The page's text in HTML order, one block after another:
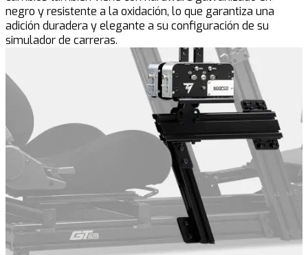
negro y resistente a la oxidación, lo que garantiza una
adición duradera y elegante a su configuración de su
simulador de carreras.